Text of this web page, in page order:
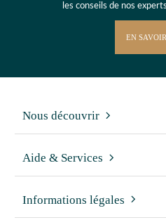
les conseils de nos
EN
Nous découvrir
Aide & Services
Informations légales